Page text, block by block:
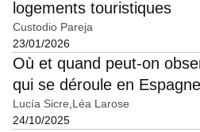
logements touristiques
Custodio Pareja
23/01/2026
Où et quand peut-on
qui se déroule en
Lucía Sicre Léa Larose
24/10/2025